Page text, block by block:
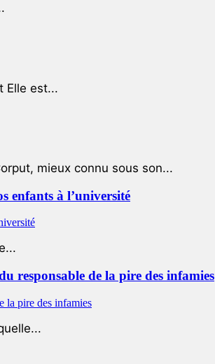
Elle est...
mieux connu sous son...
enfants à l’université
responsable de la pire des infamies